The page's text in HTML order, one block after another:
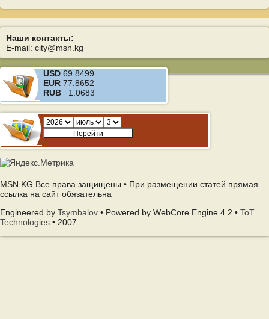
Наши контакты:
E-mail: city@msn.kg
USD 69.8499
EUR 77.8652
RUB 1.0683
MSN.KG Все права защищены • При размещении статей прямая
ссылка на сайт обязательна
Engineered by Tsymbalov • Powered by WebCore Engine 4.2 • ToT
Technologies • 2007